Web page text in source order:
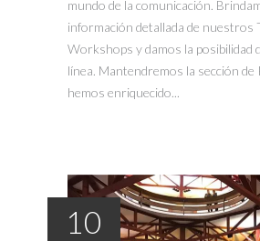
mundo de la comunicación.
información detallada de nuestros
Workshops y damos la posibilidad
línea. Mantendremos la sección de
hemos enriquecido...
10